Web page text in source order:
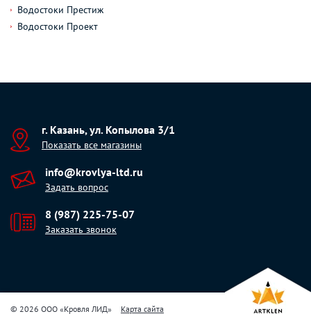
Водостоки Престиж
Водостоки Проект
г. Казань, ул. Копылова 3/1
Показать все магазины
info@krovlya-ltd.ru
Задать вопрос
8 (987) 225-75-07
Заказать звонок
© 2026 ООО «Кровля ЛИД» Карта сайта